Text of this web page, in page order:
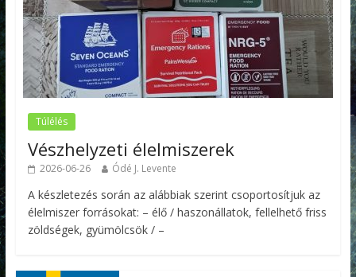
Túlélés
Vészhelyzeti élelmiszerek
2026-06-26 Ódé J. Levente
A készletezés során az alábbiak szerint csoportosítjuk az
élelmiszer forrásokat: – élő / haszonállatok, fellelhető friss
zöldségek, gyümölcsök / –